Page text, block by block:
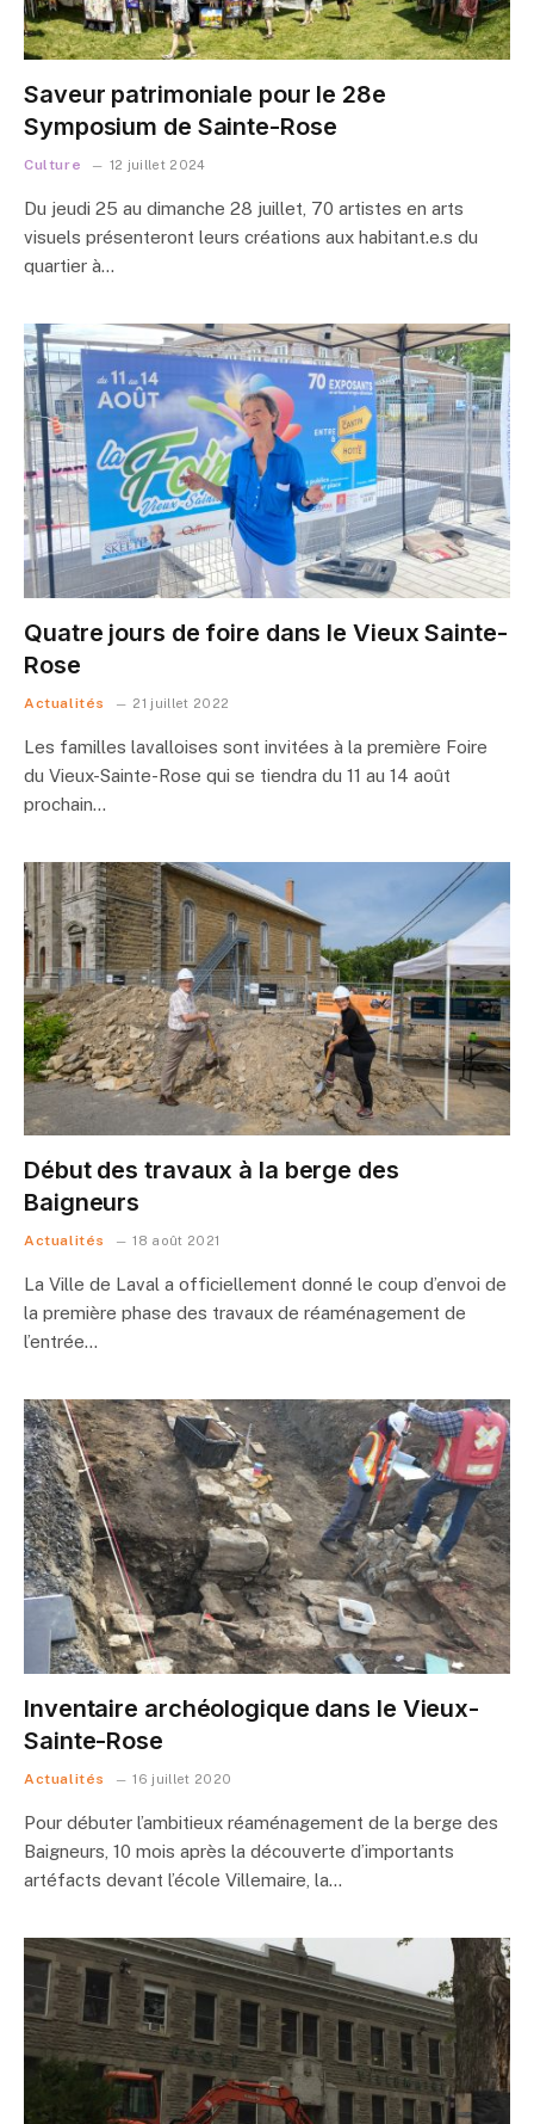
Saveur patrimoniale pour le 28e
Symposium de Sainte-Rose
Culture 12 juillet 2024
Du jeudi 25 au dimanche 28 juillet, 70 artistes en arts
visuels présenteront leurs créations aux habitant.e.s du
quartier à…
Quatre jours de foire dans le Vieux Sainte-
Rose
Actualités 21 juillet 2022
Les familles lavalloises sont invitées à la première Foire
du Vieux-Sainte-Rose qui se tiendra du 11 au 14 août
prochain…
Début des travaux à la berge des
Baigneurs
Actualités 18 août 2021
La Ville de Laval a officiellement donné le coup d’envoi de
la première phase des travaux de réaménagement de
l’entrée…
Inventaire archéologique dans le Vieux-
Sainte-Rose
Actualités 16 juillet 2020
Pour débuter l’ambitieux réaménagement de la berge des
Baigneurs, 10 mois après la découverte d’importants
artéfacts devant l’école Villemaire, la…